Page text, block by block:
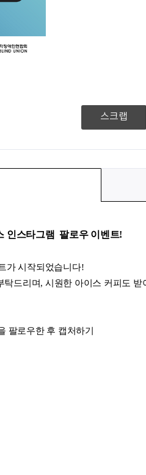
스크랩